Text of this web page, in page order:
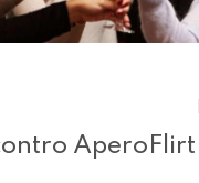
AperoFlirt